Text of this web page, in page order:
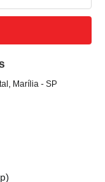
Marília- SP